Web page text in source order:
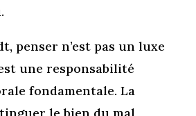
penser n’est pas un luxe
une responsabilité
fondamentale. La
le bien du mal,